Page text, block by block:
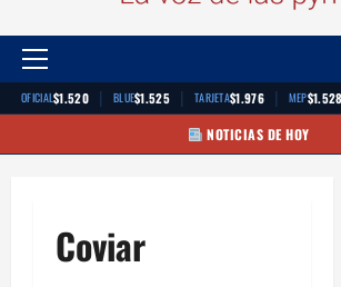
Menú
principal
OFICIAL$1.520 | BLUE$1.525 | TARJETA$1.976 | MEP$1.528
NOTICIAS DE HOY
Coviar